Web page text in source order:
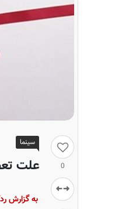
0
سینما
علت تعطیلی ۶ روزه
به گزارش